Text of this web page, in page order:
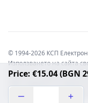
Price: €15.04 (BGN
© 1994-2026 КСП
Използването на сайта
съгласни с правната
отговорност с цялата